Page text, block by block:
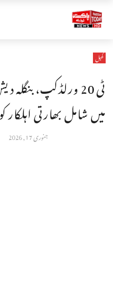
کھیل
ٹی 20 ورلڈکپ،
میں شامل بھارتی
جنوری 17, 2026